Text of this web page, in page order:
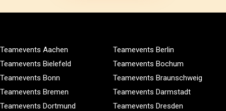
Teamevents Aachen
Teamevents Berlin
Teamevents Bielefeld
Teamevents Bochum
Teamevents Bonn
Teamevents Braunschweig
Teamevents Bremen
Teamevents Darmstadt
Teamevents Dortmund
Teamevents Dresden